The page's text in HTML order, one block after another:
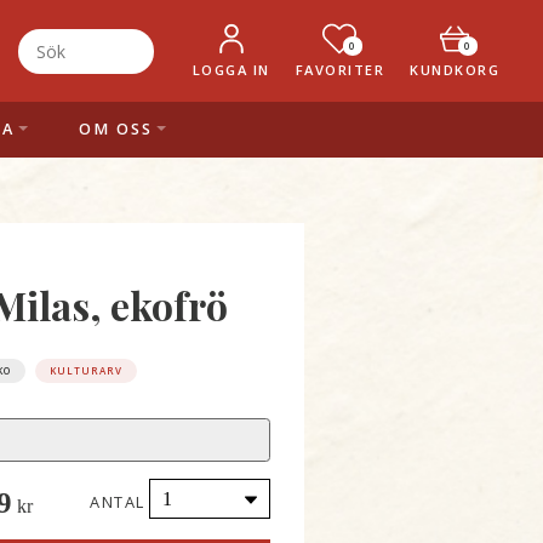
LOGGA IN
0
FAVORITER
0
KUNDKORG
OM OSS
ekofrö
KULTURARV
kr ANTAL